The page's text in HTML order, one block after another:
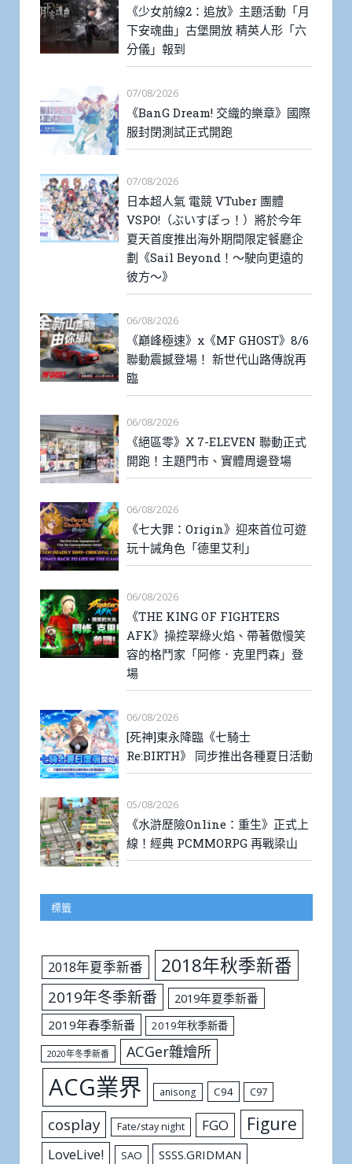
《少女前線2：追放》主題活動「月
下安魂曲」古堡開放 精英人形「六
分儀」報到
07/08/2026
《BanG Dream! 交織的樂章》國際
服封閉測試正式開跑
07/08/2026
日本超人氣 電競 VTuber 團體
VSPO!（ぶいすぽっ！）將於今年
夏天首度推出海外期間限定餐廳企
劃《Sail Beyond！～駛向更遠的
彼方～》
06/08/2026
《巔峰極速》x《MF GHOST》8/6
聯動震撼登場！ 新世代山路傳說再
臨
06/08/2026
《絕區零》X 7-ELEVEN 聯動正式
開跑！主題門市、實體周邊登場
06/08/2026
《七大罪：Origin》迎來首位可遊
玩十誡角色「德里艾利」
06/08/2026
《THE KING OF FIGHTERS
AFK》操控翠綠火焰、帶著傲慢笑
容的格鬥家「阿修．克里門森」登
場
06/08/2026
[死神]東永降臨《七騎士
Re:BIRTH》 同步推出各種夏日活動
05/08/2026
《水滸歷險Online：重生》正式上
線！經典 PCMMORPG 再戰梁山
標籤
2018年夏季新番 2018年秋季新番
2019年冬季新番
2019年夏季新番
2019年春季新番
2019年秋季新番
2020年冬季新番 ACGer雜燴所
ACG業界 anisong C94 C97
cosplay Fate/stay night FGO Figure
LoveLive! SAO SSSS.GRIDMAN